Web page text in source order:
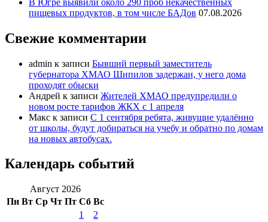
пищевых продуктов, в том числе БАДов 07.08.2026
Свежие комментарии
admin к записи Бывший первый заместитель
губернатора ХМАО Шипилов задержан, у него дома
проходят обыски
Андрей к записи Жителей ХМАО предупредили о
новом росте тарифов ЖКХ с 1 апреля
Макс к записи С 1 сентября ребята, живущие удалённо
от школы, будут добираться на учебу и обратно по домам
на новых автобусах.
Календарь событий
Август 2026
Пн Вт Ср Чт Пт Сб Вс
1
2